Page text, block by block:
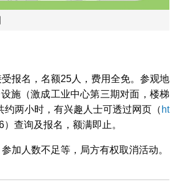
报名，名额25人，费用全免。参观地
施（激成工业中心第三期对面，楼梯
两小时，有兴趣人士可透过网页（ ht
查询及报名，额满即止。
加人数不足等，局方有权取消活动。